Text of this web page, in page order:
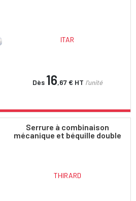
ITAR
Dès 16,67 € HT l'unité
Serrure à combinaison
mécanique et béquille double
THIRARD